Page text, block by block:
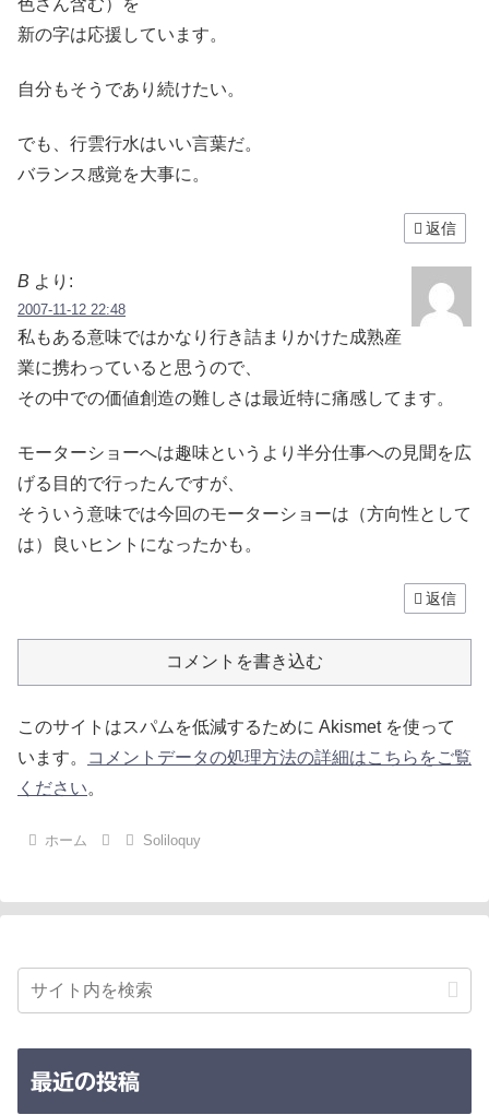
新の字は応援しています。
自分もそうであり続けたい。
でも、行雲行水はいい言葉だ。
バランス感覚を大事に。
返信
B より:
2007-11-12 22:48
私もある意味ではかなり行き詰まりかけた成熟産
業に携わっていると思うので、
その中での価値創造の難しさは最近特に痛感してます。
モーターショーへは趣味というより半分仕事への見聞を広
げる目的で行ったんですが、
そういう意味では今回のモーターショーは（方向性として
は）良いヒントになったかも。
返信
コメントを書き込む
このサイトはスパムを低減するために Akismet を使って
います。
コメントデータの処理方法の詳細はこちらをご覧
ください。
ホーム Soliloquy
最近の投稿